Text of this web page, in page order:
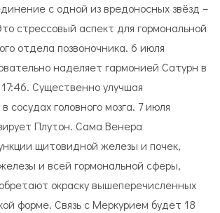
с одной из вредоносных звёзд –
стрессовый аспект для гормональной
отдела позвоночника. 6 июля
наделяет гармонией Сатурн в
Существенно улучшая
сосудах головного мозга. 7 июля
Плутон. Сама Венера
щитовидной железы и почек,
и всей гормональной сферы,
окраску вышеперечисленных
форме. Связь с Меркурием будет 18